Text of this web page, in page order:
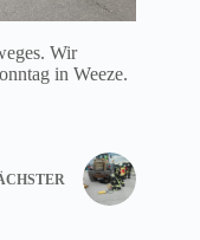
Wir
in Weeze.